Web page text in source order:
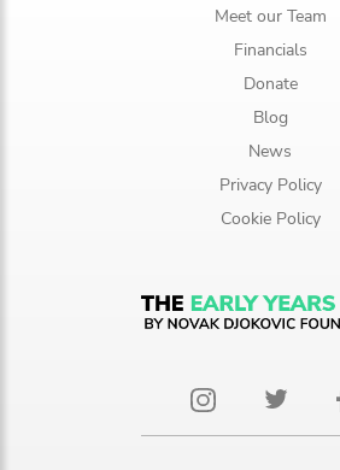
Meet our Team
Financials
Donate
Blog
News
Privacy Policy
Cookie Policy